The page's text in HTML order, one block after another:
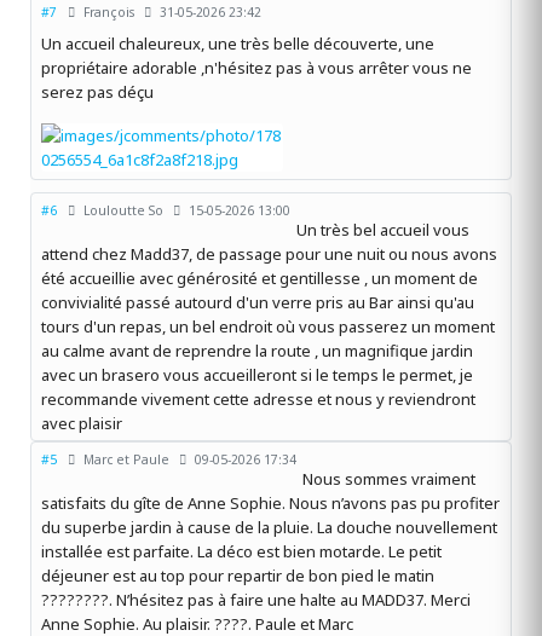
#7 François 31-05-2026 23:42
Un accueil chaleureux, une très belle découverte, une
propriétaire adorable ,n'hésitez pas à vous arrêter vous ne
serez pas déçu
#6 Louloutte So 15-05-2026 13:00
Un très bel accueil vous
attend chez Madd37, de passage pour une nuit ou nous avons
été accueillie avec générosité et gentillesse , un moment de
convivialité passé autourd d'un verre pris au Bar ainsi qu'au
tours d'un repas, un bel endroit où vous passerez un moment
au calme avant de reprendre la route , un magnifique jardin
avec un brasero vous accueilleront si le temps le permet, je
recommande vivement cette adresse et nous y reviendront
avec plaisir
#5 Marc et Paule 09-05-2026 17:34
Nous sommes vraiment
satisfaits du gîte de Anne Sophie. Nous n’avons pas pu profiter
du superbe jardin à cause de la pluie. La douche nouvellement
installée est parfaite. La déco est bien motarde. Le petit
déjeuner est au top pour repartir de bon pied le matin
????????. N’hésitez pas à faire une halte au MADD37. Merci
Anne Sophie. Au plaisir. ????. Paule et Marc